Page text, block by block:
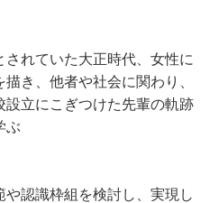
れていた大正時代、女性に
き、他者や社会に関わり、
立にこぎつけた先輩の軌跡
ぶ
認識枠組を検討し、実現し